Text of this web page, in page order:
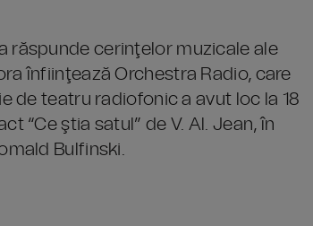
răspunde cerinţelor muzicale ale
înfiinţează Orchestra Radio, care
de teatru radiofonic a avut loc la 18
“Ce ştia satul” de V. Al. Jean, în
Bulfinski.